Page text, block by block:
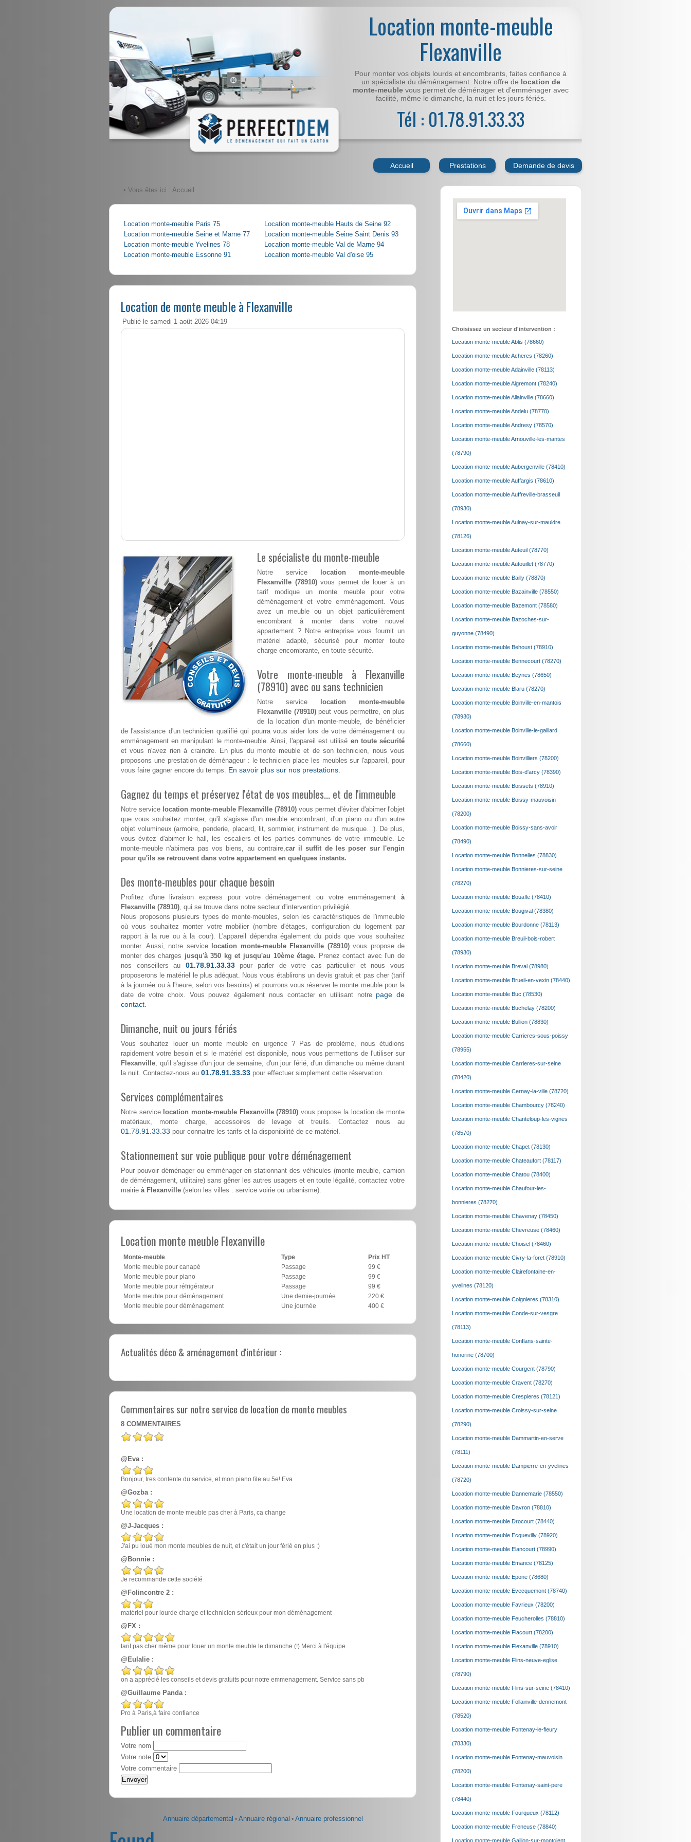
Location monte-meuble
Flexanville
Pour monter vos objets lourds et encombrants, faites confiance à
un spécialiste du déménagement. Notre offre de location de
monte-meuble vous permet de déménager et d'emménager avec
facilité, même le dimanche, la nuit et les jours fériés.
Tél : 01.78.91.33.33
Accueil Prestations Demande de devis
• Vous êtes ici : Accueil
Location monte-meuble Paris 75
Location monte-meuble Seine et Marne 77
Location monte-meuble Yvelines 78
Location monte-meuble Essonne 91
Location monte-meuble Hauts de Seine 92
Location monte-meuble Seine Saint Denis 93
Location monte-meuble Val de Marne 94
Location monte-meuble Val d'oise 95
Location de monte meuble à Flexanville
Publié le samedi 1 août 2026 04:19
Le spécialiste du monte-meuble
Notre service
location monte-meuble
Flexanville (78910)vous permet de louer à un
tarif modique un monte meuble pour votre
déménagement et votre emménagement. Vous
avez un meuble ou un objet particulièrement
encombrant à monter dans votre nouvel
appartement ? Notre entreprise vous fournit un
matériel adapté, sécurisé pour monter toute
charge encombrante, en toute sécurité.
Votre monte-meuble à Flexanville
(78910) avec ou sans technicien
Notre service
location monte-meuble
Flexanville (78910)peut vous permettre, en plus
de la location d'un monte-meuble, de bénéficier
de l'assistance d'un technicien qualifié qui pourra vous aider lors de votre déménagement ou
emménagement en manipulant le monte-meuble. Ainsi, l'appareil est utilisé en toute sécurité
et vous n'avez rien à craindre. En plus du monte meuble et de son technicien, nous vous
proposons une prestation de déménageur : le technicien place les meubles sur l'appareil, pour
vous faire gagner encore du temps. En savoir plus sur nos prestations.
Gagnez du temps et préservez l'état de vos meubles... et de l'immeuble
Notre service location monte-meuble Flexanville (78910) vous permet d'éviter d'abimer l'objet
que vous souhaitez monter, qu'il s'agisse d'un meuble encombrant, d'un piano ou d'un autre
objet volumineux (armoire, penderie, placard, lit, sommier, instrument de musique…). De plus,
vous évitez d'abimer le hall, les escaliers et les parties communes de votre immeuble. Le
monte-meuble n'abimera pas vos biens, au contraire,car il suffit de les poser sur l'engin
pour qu'ils se retrouvent dans votre appartement en quelques instants.
Des monte-meubles pour chaque besoin
Profitez d'une livraison express pour votre déménagement ou votre emménagement à
Flexanville (78910), qui se trouve dans notre secteur d'intervention privilégié.
Nous proposons plusieurs types de monte-meubles, selon les caractéristiques de l'immeuble
où vous souhaitez monter votre mobilier (nombre d'étages, configuration du logement par
rapport à la rue ou à la cour). L'appareil dépendra également du poids que vous souhaitez
monter. Aussi, notre service
location monte-meuble Flexanville (78910)vous propose de
monter des charges jusqu'à 350 kg et jusqu'au 10ème étage. Prenez contact avec l'un de
nos conseillers au 01.78.91.33.33pour parler de votre cas particulier et nous vous
proposerons le matériel le plus adéquat. Nous vous établirons un devis gratuit et pas cher (tarif
à la journée ou à l'heure, selon vos besoins) et pourrons vous réserver le monte meuble pour la
date de votre choix. Vous pouvez également nous contacter en utilisant notre page de
contact.
Dimanche, nuit ou jours fériés
Vous souhaitez louer un monte meuble en urgence ? Pas de problème, nous étudions
rapidement votre besoin et si le matériel est disponible, nous vous permettons de l'utiliser sur
Flexanville, qu'il s'agisse d'un jour de semaine, d'un jour férié, d'un dimanche ou même durant
la nuit. Contactez-nous au 01.78.91.33.33 pour effectuer simplement cette réservation.
Services complémentaires
Notre service location monte-meuble Flexanville (78910) vous propose la location de monte
matériaux, monte charge, accessoires de levage et treuils. Contactez nous au
01.78.91.33.33 pour connaitre les tarifs et la disponibilité de ce matériel.
Stationnement sur voie publique pour votre déménagement
Pour pouvoir déménager ou emménager en stationnant des véhicules (monte meuble, camion
de déménagement, utilitaire) sans gêner les autres usagers et en toute légalité, contactez votre
mairie à Flexanville (selon les villes : service voirie ou urbanisme).
Location monte meuble Flexanville
Monte-meuble Type
Prix HT
Monte meuble pour canapé
Passage
99 €
Monte meuble pour piano
Passage
99 €
Monte meuble pour réfrigérateur
Passage
99 €
Monte meuble pour déménagement
Une demie-journée
220 €
Monte meuble pour déménagement
Une journée 400 €
Actualités déco & aménagement d'intérieur :
Commentaires sur notre service de location de monte meubles
8 COMMENTAIRES
@Eva :
Bonjour, tres contente du service, et mon piano file au 5e! Eva
@Gozba :
Une location de monte meuble pas cher à Paris, ca change
@J-Jacques :
J'ai pu loué mon monte meubles de nuit, et c'était un jour férié en plus :)
@Bonnie :
Je recommande cette société
@Folincontre 2 :
matériel pour lourde charge et technicien sérieux pour mon déménagement
@FX :
tarif pas cher même pour louer un monte meuble le dimanche (!) Merci à l'équipe
@Eulalie :
on a apprécié les conseils et devis gratuits pour notre emmenagement. Service sans pb
@Guillaume Panda :
Pro à Paris,à faire confiance
Publier un commentaire
Votre nom
Votre note
Votre commentaire
-
Annuaire départemental • Annuaire régional • Annuaire professionnel
Choisissez un secteur d'intervention :
Location monte-meuble Ablis (78660)
Location monte-meuble Acheres (78260)
Location monte-meuble Adainville (78113)
Location monte-meuble Aigremont (78240)
Location monte-meuble Allainville (78660)
Location monte-meuble Andelu (78770)
Location monte-meuble Andresy (78570)
Location monte-meuble Arnouville-les-mantes
(78790)
Location monte-meuble Aubergenville (78410)
Location monte-meuble Auffargis (78610)
Location monte-meuble Auffreville-brasseuil
(78930)
Location monte-meuble Aulnay-sur-mauldre
(78126)
Location monte-meuble Auteuil (78770)
Location monte-meuble Autouillet (78770)
Location monte-meuble Bailly (78870)
Location monte-meuble Bazainville (78550)
Location monte-meuble Bazemont (78580)
Location monte-meuble Bazoches-sur-
guyonne (78490)
Location monte-meuble Behoust (78910)
Location monte-meuble Bennecourt (78270)
Location monte-meuble Beynes (78650)
Location monte-meuble Blaru (78270)
Location monte-meuble Boinville-en-mantois
(78930)
Location monte-meuble Boinville-le-gaillard
(78660)
Location monte-meuble Boinvilliers (78200)
Location monte-meuble Bois-d'arcy (78390)
Location monte-meuble Boissets (78910)
Location monte-meuble Boissy-mauvoisin
(78200)
Location monte-meuble Boissy-sans-avoir
(78490)
Location monte-meuble Bonnelles (78830)
Location monte-meuble Bonnieres-sur-seine
(78270)
Location monte-meuble Bouafle (78410)
Location monte-meuble Bougival (78380)
Location monte-meuble Bourdonne (78113)
Location monte-meuble Breuil-bois-robert
(78930)
Location monte-meuble Breval (78980)
Location monte-meuble Brueil-en-vexin (78440)
Location monte-meuble Buc (78530)
Location monte-meuble Buchelay (78200)
Location monte-meuble Bullion (78830)
Location monte-meuble Carrieres-sous-poissy
(78955)
Location monte-meuble Carrieres-sur-seine
(78420)
Location monte-meuble Cernay-la-ville (78720)
Location monte-meuble Chambourcy (78240)
Location monte-meuble Chanteloup-les-vignes
(78570)
Location monte-meuble Chapet (78130)
Location monte-meuble Chateaufort (78117)
Location monte-meuble Chatou (78400)
Location monte-meuble Chaufour-les-
bonnieres (78270)
Location monte-meuble Chavenay (78450)
Location monte-meuble Chevreuse (78460)
Location monte-meuble Choisel (78460)
Location monte-meuble Civry-la-foret (78910)
Location monte-meuble Clairefontaine-en-
yvelines (78120)
Location monte-meuble Coignieres (78310)
Location monte-meuble Conde-sur-vesgre
(78113)
Location monte-meuble Conflans-sainte-
honorine (78700)
Location monte-meuble Courgent (78790)
Location monte-meuble Cravent (78270)
Location monte-meuble Crespieres (78121)
Location monte-meuble Croissy-sur-seine
(78290)
Location monte-meuble Dammartin-en-serve
(78111)
Location monte-meuble Dampierre-en-yvelines
(78720)
Location monte-meuble Dannemarie (78550)
Location monte-meuble Davron (78810)
Location monte-meuble Drocourt (78440)
Location monte-meuble Ecquevilly (78920)
Location monte-meuble Elancourt (78990)
Location monte-meuble Emance (78125)
Location monte-meuble Epone (78680)
Location monte-meuble Evecquemont (78740)
Location monte-meuble Favrieux (78200)
Location monte-meuble Feucherolles (78810)
Location monte-meuble Flacourt (78200)
Location monte-meuble Flexanville (78910)
Location monte-meuble Flins-neuve-eglise
(78790)
Location monte-meuble Flins-sur-seine (78410)
Location monte-meuble Follainville-dennemont
(78520)
Location monte-meuble Fontenay-le-fleury
(78330)
Location monte-meuble Fontenay-mauvoisin
(78200)
Location monte-meuble Fontenay-saint-pere
(78440)
Location monte-meuble Fourqueux (78112)
Location monte-meuble Freneuse (78840)
Location monte-meuble Gaillon-sur-montcient